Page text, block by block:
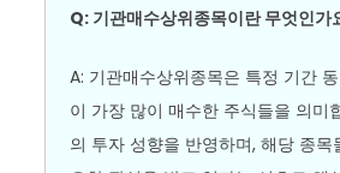
Q: 기관매수상위종목이란 무엇인가
A: 기관매수상위종목은 특정 기간
이 가장 많이 매수한 주식들을 의미
의 투자 성향을 반영하며, 해당 종목